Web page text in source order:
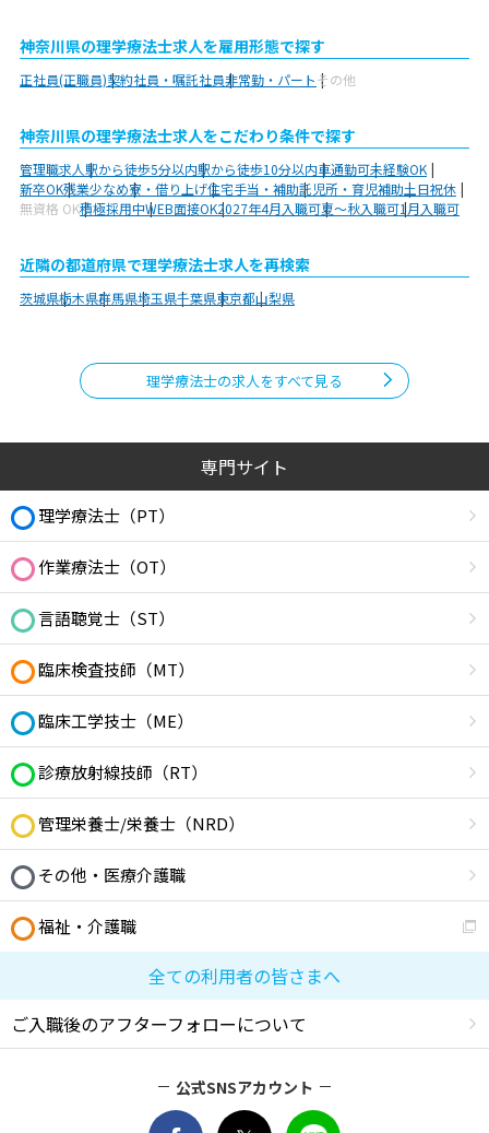
神奈川県の理学療法士求人を雇用形態で探す
正社員(正職員)契約社員・嘱託社員非常勤・パートその他
神奈川県の理学療法士求人をこだわり条件で探す
管理職求人駅から徒歩5分以内駅から徒歩10分以内車通勤可未経験OK
新卒OK残業少なめ寮・借り上げ住宅手当・補助託児所・育児補助土日祝休
無資格 OK積極採用中WEB面接OK2027年4月入職可夏～秋入職可1月入職可
近隣の都道府県で理学療法士求人を再検索
茨城県栃木県群馬県埼玉県千葉県東京都山梨県
理学療法士の求人をすべて見る
専門サイト
理学療法士（PT）
作業療法士（OT）
言語聴覚士（ST）
臨床検査技師（MT）
臨床工学技士（ME）
診療放射線技師（RT）
管理栄養士/栄養士（NRD）
その他・医療介護職
福祉・介護職
全ての利用者の皆さまへ
ご入職後のアフターフォローについて
公式SNSアカウント